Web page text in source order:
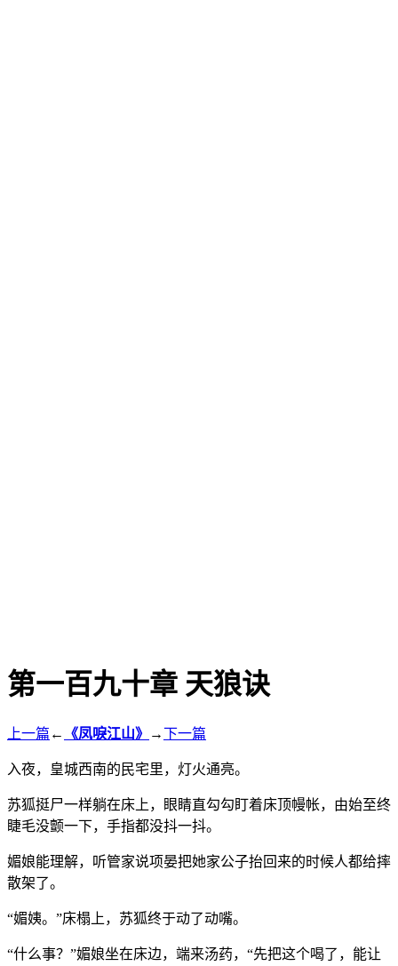
第一百九十章 天狼诀
上一篇 ← 《凤唳江山》 →下一篇
入夜，皇城西南的民宅里，灯火通亮。
苏狐挺尸一样躺在床上，眼睛直勾勾盯着床顶幔帐，由始至终
睫毛没颤一下，手指都没抖一抖。
媚娘能理解，听管家说项晏把她家公子抬回来的时候人都给摔
散架了。
“媚姨。”床榻上，苏狐终于动了动嘴。
“什么事？”媚娘坐在床边，端来汤药，“先把这个喝了，能让